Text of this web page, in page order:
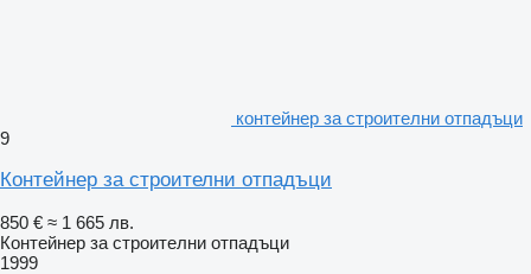
контейнер за строителни отпадъци
9
Контейнер за строителни отпадъци
850 € ≈ 1 665 лв.
Контейнер за строителни отпадъци
1999